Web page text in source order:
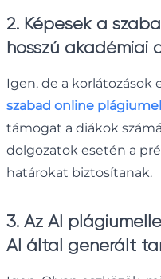
2. Képesek a
hosszú akadémiai
Igen, de a korlátozások
szabad online
támogat a diákok
dolgozatok esetén a
határokat biztosítanak.
3. Az AI
AI által generált